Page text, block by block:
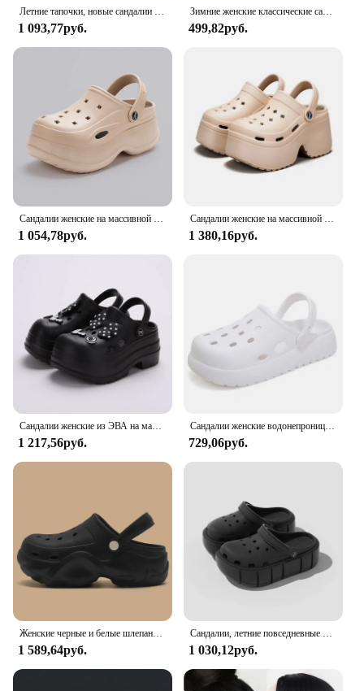
Летние тапочки, новые сандалии для женщин, 2024, уличные сабо, тапочки на толстой подошве, женские шлепанцы, нескользящие домашние тапочки из ЭВА
1 093,77руб.
Зимние женские классические сабо на платформе с меховой подкладкой, сандалии на платформе без шнуровки с подвесками, садовая обувь, женские сабо на танкетке, сабо
499,82руб.
Сандалии женские на массивной платформе, Нескользящие Пляжные Шлепанцы из ЭВА, танкетка, танкетка, садовая обувь, лето 2024
1 054,78руб.
Сандалии женские на массивной платформе, Нескользящие Пляжные Шлепанцы из ЭВА, танкетка, танкетка, садовая обувь, лето 2024
1 380,16руб.
1 217,56руб.
Сандалии женские водонепроницаемые на платформе, ажурные Шлепанцы из ЭВА, Нескользящие, на толстой подошве, садовая обувь, лето 2024
729,06руб.
1 589,64руб. 1 030,12руб.